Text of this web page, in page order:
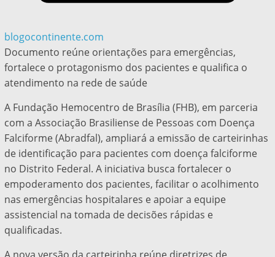
blogocontinente.com
Documento reúne orientações para emergências,
fortalece o protagonismo dos pacientes e qualifica o
atendimento na rede de saúde
A Fundação Hemocentro de Brasília (FHB), em parceria
com a Associação Brasiliense de Pessoas com Doença
Falciforme (Abradfal), ampliará a emissão de carteirinhas
de identificação para pacientes com doença falciforme
no Distrito Federal. A iniciativa busca fortalecer o
empoderamento dos pacientes, facilitar o acolhimento
nas emergências hospitalares e apoiar a equipe
assistencial na tomada de decisões rápidas e
qualificadas.